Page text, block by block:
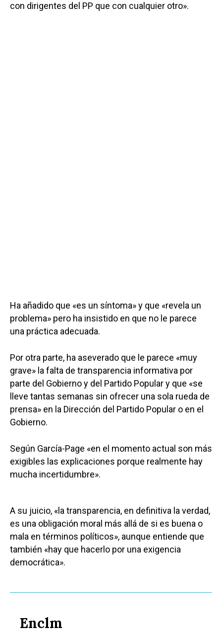
con dirigentes del PP que con cualquier otro».
Ha añadido que «es un síntoma» y que «revela un
problema» pero ha insistido en que no le parece
una práctica adecuada.
Por otra parte, ha aseverado que le parece «muy
grave» la falta de transparencia informativa por
parte del Gobierno y del Partido Popular y que «se
lleve tantas semanas sin ofrecer una sola rueda de
prensa» en la Dirección del Partido Popular o en el
Gobierno.
Según García-Page «en el momento actual son más
exigibles las explicaciones porque realmente hay
mucha incertidumbre».
A su juicio, «la transparencia, en definitiva la verdad,
es una obligación moral más allá de si es buena o
mala en términos políticos», aunque entiende que
también «hay que hacerlo por una exigencia
democrática».
Enclm